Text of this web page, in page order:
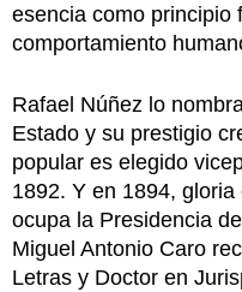
esencia como principio
comportamiento
Rafael Núñez lo
Estado y su prestigio
popular es elegido
1892. Y en 1894,
ocupa la Presidencia
Miguel Antonio Caro
Letras y Doctor en